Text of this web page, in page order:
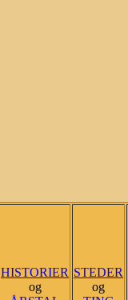
HISTORIER
og
STEDER
og